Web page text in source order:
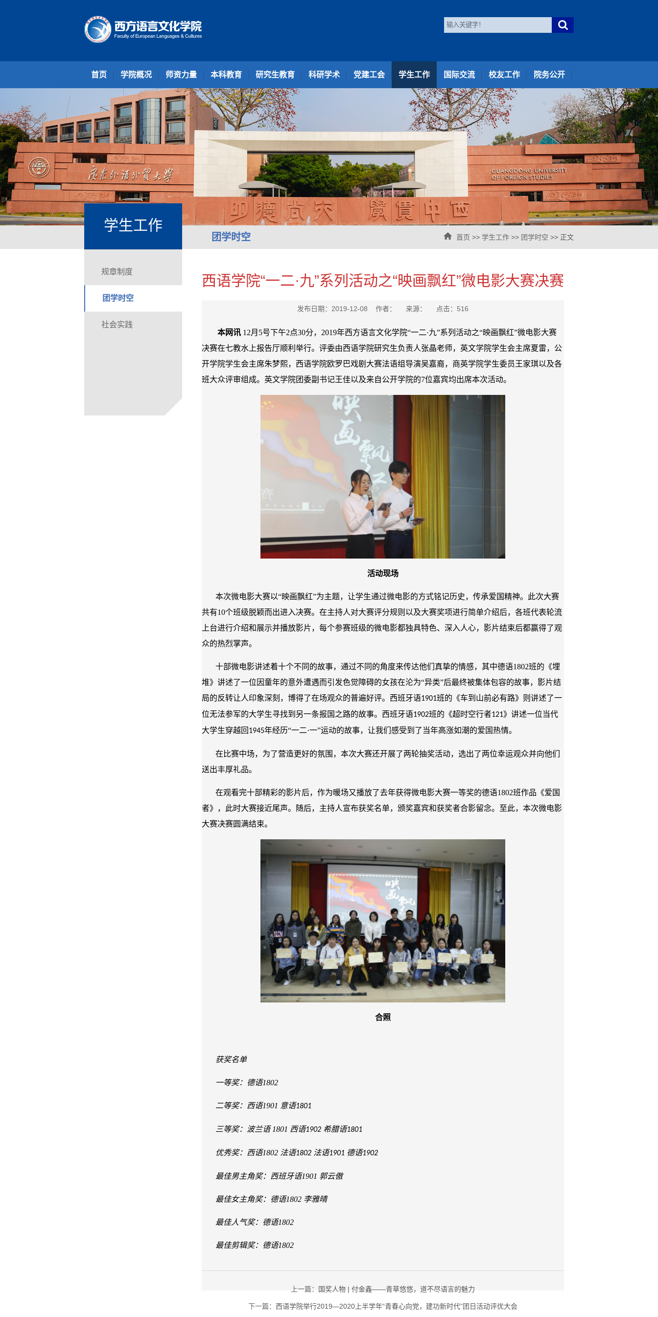
首页 学院概况 师资力量 本科教育 研究生教育 科研学术 党建工会 学生工作 国际交流 校友工作 院务公开
学生工作
团学时空 首页 >> 学生工作 >> 团学时空 >> 正文
规章制度
团学时空
社会实践
西语学院“一二·九”系列活动之“映画飘红”微电影大赛决赛
发布日期：2019-12-08 作者： 来源： 点击： 516
本网讯 12月5号下午2点30分，2019年西方语言文化学院“一二·九”系列活动之“映画飘红”微电影大赛
决赛在七教水上报告厅顺利举行。评委由西语学院研究生负责人张晶老师，英文学院学生会主席夏雷，公
开学院学生会主席朱梦熙，西语学院欧罗巴戏剧大赛法语组导演吴嘉裔，商英学院学生委员王家琪以及各
班大众评审组成。英文学院团委副书记王佳以及来自公开学院的7位嘉宾均出席本次活动。
活动现场
本次微电影大赛以“映画飘红”为主题，让学生通过微电影的方式铭记历史，传承爱国精神。此次大赛
共有10个班级脱颖而出进入决赛。在主持人对大赛评分规则以及大赛奖项进行简单介绍后，各班代表轮流
上台进行介绍和展示并播放影片，每个参赛班级的微电影都独具特色、深入人心，影片结束后都赢得了观
众的热烈掌声。
十部微电影讲述着十个不同的故事，通过不同的角度来传达他们真挚的情感，其中德语1802班的《埋
堆》讲述了一位因童年的意外遭遇而引发色觉障碍的女孩在沦为“异类”后最终被集体包容的故事，影片结
局的反转让人印象深刻，博得了在场观众的普遍好评。西班牙语1901班的《车到山前必有路》则讲述了一
位无法参军的大学生寻找到另一条报国之路的故事。西班牙语1902班的《超时空行者121》讲述一位当代
大学生穿越回 1945年经历“一二·一”运动的故事，让我们感受到了当年高涨如潮的爱国热情。
在比赛中场，为了营造更好的氛围，本次大赛还开展了两轮抽奖活动，选出了两位幸运观众并向他们
送出丰厚礼品。
在观看完十部精彩的影片后，作为暖场又播放了去年获得微电影大赛一等奖的德语1802班作品《爱国
者》，此时大赛接近尾声。随后，主持人宣布获奖名单，颁奖嘉宾和获奖者合影留念。至此，本次微电影
大赛决赛圆满结束。
合照
获奖名单
一等奖：德语1802
二等奖：西语1901 意语1801
三等奖：波兰语1801 西语1902 希腊语1801
优秀奖：西语1802 法语1802 法语1901 德语1902
最佳男主角奖：西班牙语1901 郭云傲
最佳女主角奖：德语1802 李雅晴
最佳人气奖：德语1802
最佳剪辑奖：德语1802
上一篇： 国奖人物 | 付金鑫——青草悠悠，道不尽语言的魅力
下一篇： 西语学院举行2019—2020上半学年“青春心向党，建功新时代”团日活动评优大会